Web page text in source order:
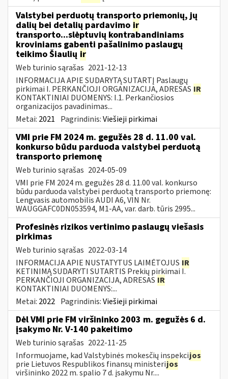
Valstybei perduotų transporto priemonių, jų
dalių bei detalių pardavimo ir
transporto...slėptuvių kontrabandiniams
kroviniams gabenti pašalinimo paslaugų
teikimo Šiaulių ir
Web turinio sąrašas 2021-12-13
INFORMACIJA APIE SUDARYTĄ SUTARTĮ Paslaugų
pirkimai I. PERKANČIOJI ORGANIZACIJA, ADRESAS IR
KONTAKTINIAI DUOMENYS: I.1. Perkančiosios
organizacijos pavadinimas...
Metai: 2021 Pagrindinis:Viešieji pirkimai
VMI prie FM 2024 m. gegužės 28 d. 11.00 val.
konkurso būdu parduoda valstybei perduotą
transporto priemonę
Web turinio sąrašas 2024-05-09
VMI prie FM 2024 m. gegužės 28 d. 11.00 val. konkurso
būdu parduoda valstybei perduotą transporto priemonę:
Lengvasis automobilis AUDI A6, VIN Nr.
WAUGGAFC0DN053594, M1-AA, var. darb. tūris 2995...
Profesinės rizikos vertinimo paslaugų viešasis
pirkimas
Web turinio sąrašas 2022-03-14
INFORMACIJA APIE NUSTATYTUS LAIMĖTOJUS IR
KETINIMĄ SUDARYTI SUTARTIS Prekių pirkimai I.
PERKANČIOJI ORGANIZACIJA, ADRESAS IR
KONTAKTINIAI DUOMENYS:...
Metai: 2022 Pagrindinis:Viešieji pirkimai
Dėl VMI prie FM viršininko 2003 m. gegužės 6 d.
įsakymo Nr. V-140 pakeitimo
Web turinio sąrašas 2022-11-25
Informuojame, kad Valstybinės mokesčių inspekcijos
prie Lietuvos Respublikos finansų ministerijos
viršininko 2022 m. spalio 7 d. įsakymu Nr....